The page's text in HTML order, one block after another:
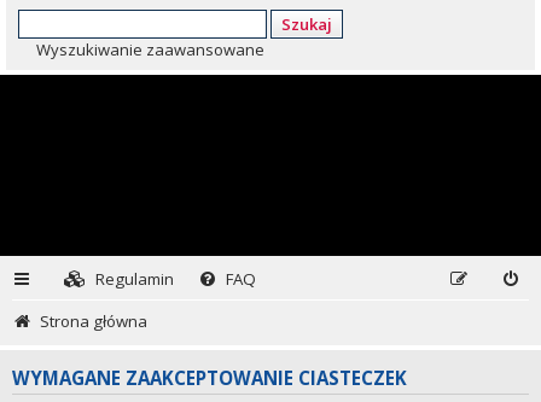
Szukaj
Wyszukiwanie zaawansowane
Regulamin
FAQ
Strona główna
WYMAGANE ZAAKCEPTOWANIE CIASTECZEK